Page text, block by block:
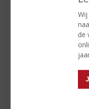
de
Juttertje
Hoewel het
Juttertje
voor de zomer! De
een unieke
effect of voeg een